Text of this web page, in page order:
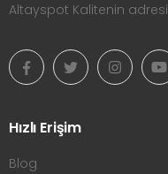
Altayspot Kalitenin adresi
Hızlı Erişim
Blog